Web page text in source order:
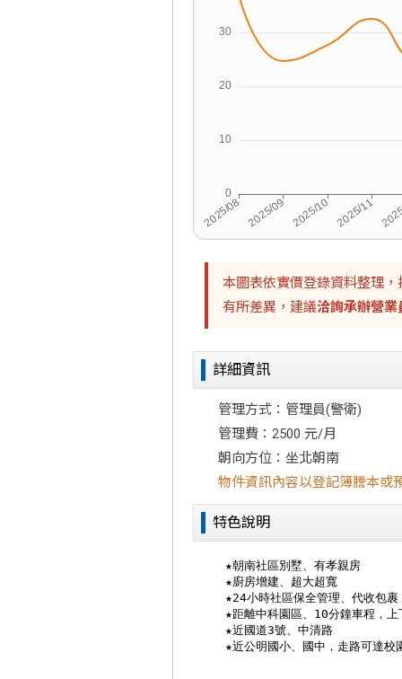
本圖表依實價登錄資料整理
有所差異，建議洽詢承辦營業
詳細資訊
管理方式：管理員(警衛)
管理費：2500 元/月
朝向方位：坐北朝南
物件資訊內容以登記簿謄本或
特色說明